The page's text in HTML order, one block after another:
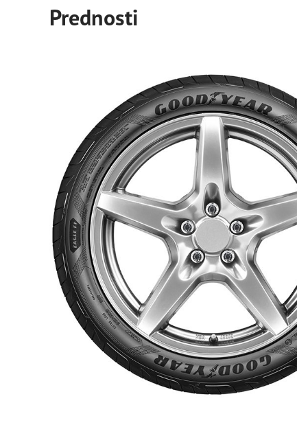
Prednosti